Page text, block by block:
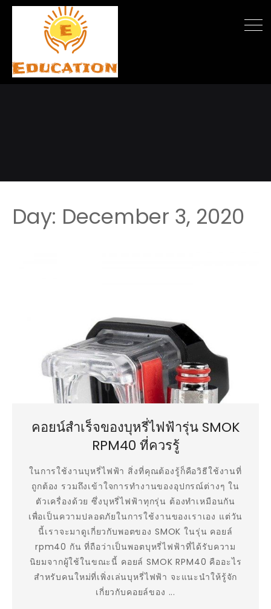
Day: December 3, 2020
คอยน์สำเร็จของบุหรี่ไฟฟ้ารุ่น SMOK
RPM40 ที่ควรรู้
ในการใช้งานบุหรี่ไฟฟ้า สิ่งที่คุณต้องรู้ก็คือวิธีใช้งานที่
ถูกต้อง รวมถึงเข้าใจการทำงานของอุปกรณ์ต่างๆ ใน
ตัวเครื่องด้วย ซึ่งบุหรี่ไฟฟ้าทุกรุ่น ต้องทำเหมือนกัน
เพื่อเป็นความปลอดภัยในการใช้งานของเราเอง แต่วัน
นี้เราจะมาดูเกี่ยวกับพอตของ SMOK ในรุ่น คอยล์
rpm40 กัน ที่ถือว่าเป็นพอตบุหรี่ไฟฟ้าที่ได้รับความ
นิยมจากผู้ใช้ในขณะนี้ คอยล์ SMOK RPM40 คืออะไร
สำหรับคนใหม่ที่เพิ่งเล่นบุหรี่ไฟฟ้า จะแนะนำให้รู้จัก
เกี่ยวกับคอยล์ของ ...